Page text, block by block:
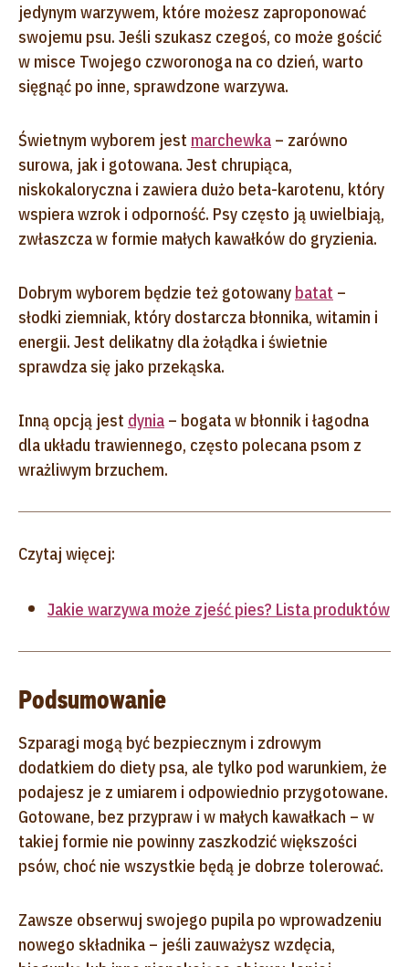
jedynym warzywem, które możesz zaproponować
swojemu psu. Jeśli szukasz czegoś, co może gościć
w misce Twojego czworonoga na co dzień, warto
sięgnąć po inne, sprawdzone warzywa.
Świetnym wyborem jest marchewka – zarówno
surowa, jak i gotowana. Jest chrupiąca,
niskokaloryczna i zawiera dużo beta-karotenu, który
wspiera wzrok i odporność. Psy często ją uwielbiają,
zwłaszcza w formie małych kawałków do gryzienia.
Dobrym wyborem będzie też gotowany batat –
słodki ziemniak, który dostarcza błonnika, witamin i
energii. Jest delikatny dla żołądka i świetnie
sprawdza się jako przekąska.
Inną opcją jest dynia – bogata w błonnik i łagodna
dla układu trawiennego, często polecana psom z
wrażliwym brzuchem.
Czytaj więcej:
Jakie warzywa może zjeść pies? Lista produktów
Podsumowanie
Szparagi mogą być bezpiecznym i zdrowym
dodatkiem do diety psa, ale tylko pod warunkiem, że
podajesz je z umiarem i odpowiednio przygotowane.
Gotowane, bez przypraw i w małych kawałkach – w
takiej formie nie powinny zaszkodzić większości
psów, choć nie wszystkie będą je dobrze tolerować.
Zawsze obserwuj swojego pupila po wprowadzeniu
nowego składnika – jeśli zauważysz wzdęcia,